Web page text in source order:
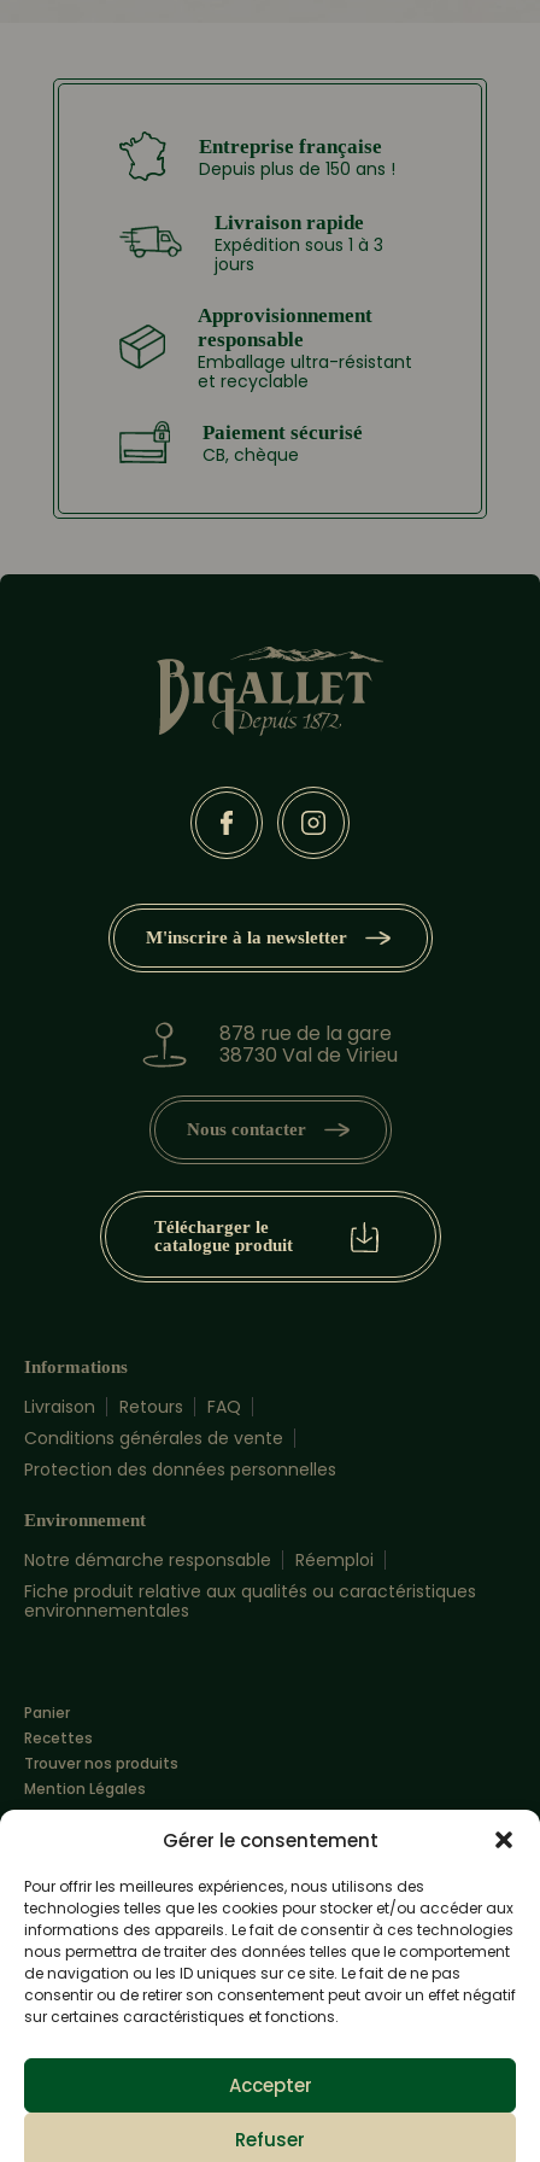
Gérer le consentement
Pour offrir les meilleures expériences, nous utilisons des
technologies telles que les cookies pour stocker et/ou accéder aux
informations des appareils. Le fait de consentir à ces technologies
nous permettra de traiter des données telles que le comportement
de navigation ou les ID uniques sur ce site. Le fait de ne pas
consentir ou de retirer son consentement peut avoir un effet négatif
sur certaines caractéristiques et fonctions.
Accepter
Refuser
Entreprise française
Depuis plus de 150 ans !
Livraison rapide
Expédition sous 1 à 3
jours
Approvisionnement
responsable
Emballage ultra-résistant
et recyclable
Paiement sécurisé
CB, chèque
878 rue de la gare
38730 Val de Virieu
Nous contacter
Informations
Livraison Retours
FAQ
Conditions générales de vente
Protection des données personnelles
Environnement
Notre démarche responsable
Réemploi
Fiche produit relative aux qualités ou caractéristiques
environnementales
M'inscrire à la newsletter
Télécharger le
catalogue produit
Made with love byAltimax
Panier
Recettes
Trouver nos produits
Mention Légales